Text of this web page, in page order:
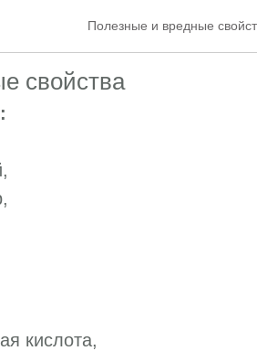
Полезные и вредные
бобы
свойства
кислота,